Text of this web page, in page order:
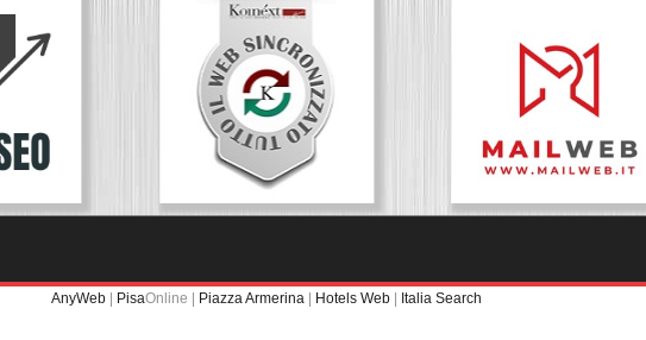
AnyWeb | PisaOnline | Piazza Armerina | Hotels Web | Italia Search